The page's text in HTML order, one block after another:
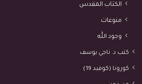
الكتاب المقدس
منوعات
وجود الله
كتب د. ناجي يوسف
كورونا (كوفيد 19)